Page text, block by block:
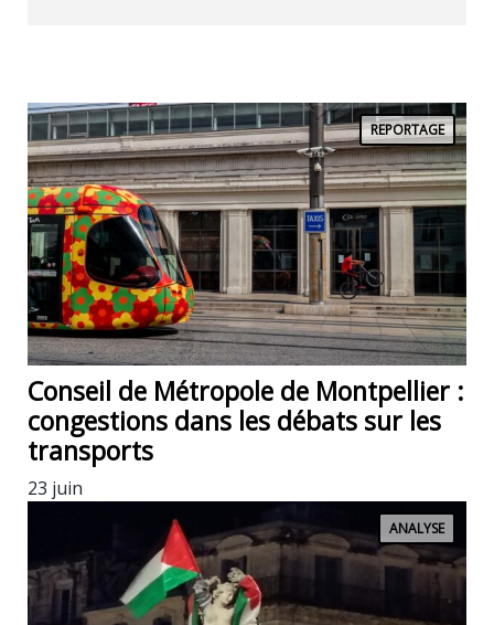
REPORTAGE
Conseil de Métropole de Montpellier :
congestions dans les débats sur les
transports
23 juin
ANALYSE